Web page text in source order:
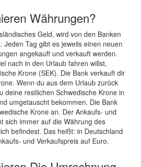
Währungen?
Geld, wird von den Banken
Jeden Tag gibt es jeweils einen neuen
angekauft und verkauft werden.
nach in den Urlaub fahren willst,
Krone (SEK). Die Bank verkauft dir
Wenn du aus dem Urlaub zurück
deine restlichen Schwedische Krone in
umgetauscht bekommen. Die Bank
Krone an. Der Ankaufs- und
sich immer auf die Währung des
befindest. Das heißt: in Deutschland
und Verkaufspreis auf Euro.